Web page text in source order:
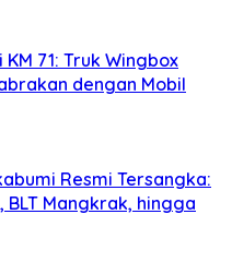
71: Truk Wingbox
dengan Mobil
Resmi Tersangka:
BLT Mangkrak, hingga